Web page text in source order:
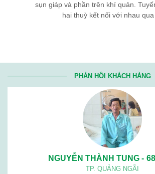
sụn giáp và phần trên khí quản.
hai thuỳ kết nối với nhau qua
PHẢN HỒI KHÁCH HÀNG
NGUYỄN THÀNH TUNG -
TP. QUẢNG NGÃI